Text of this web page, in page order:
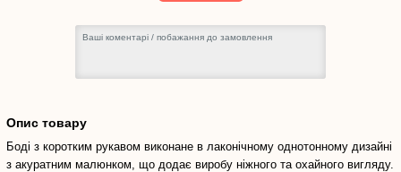
Опис товару
Боді з коротким рукавом виконане в лаконічному однотонному дизайні
з акуратним малюнком, що додає виробу ніжного та охайного вигляду.